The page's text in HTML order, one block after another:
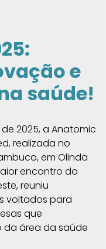
e
saúde!
2025, a Anatomic
realizada no
em Olinda
encontro do
reuniu
voltados para
que
da área da saúde